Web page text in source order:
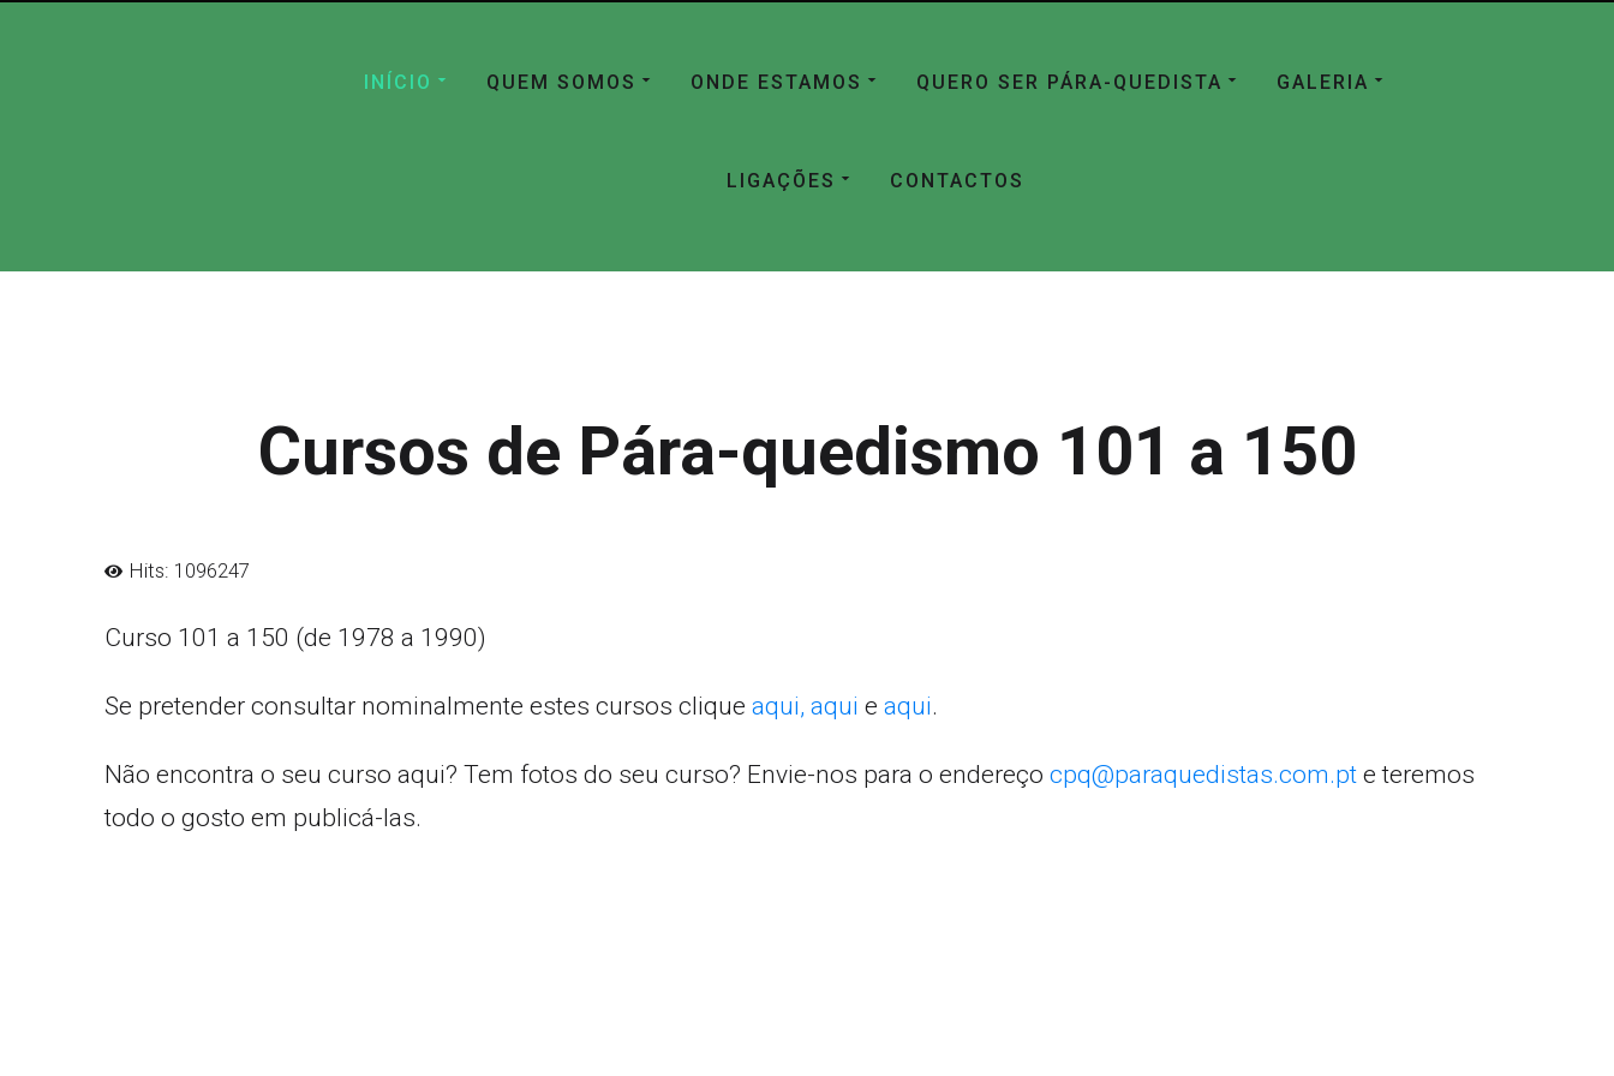
INÍCIO QUEM SOMOS ONDE ESTAMOS QUERO SER PÁRA-QUEDISTA GALERIA
LIGAÇÕES CONTACTOS
Cursos de Pára-quedismo 101 a 150
Hits: 1096247
Curso 101 a 150 (de 1978 a 1990)
Se pretender consultar nominalmente estes cursos clique aqui, aqui e aqui.
Não encontra o seu curso aqui? Tem fotos do seu curso? Envie-nos para o endereço cpq@paraquedistas.com.pt e teremos
todo o gosto em publicá-las.